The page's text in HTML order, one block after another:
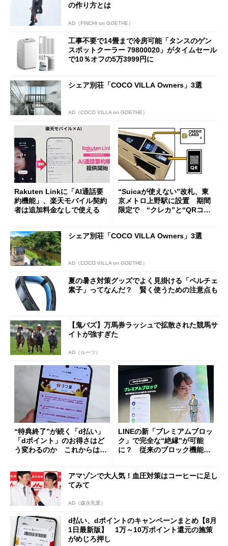
の作り方とは
AD（FINCHI on GOETHE）
工事不要で14畳まで冷房可能「タンスのゲン
スポットクーラー 79800020」がタイムセール
で10％オフの5万3999円に
シェア別荘「COCO VILLA Owners」3選
AD（COCO VILLA on GOETHE）
Rakuten Linkに「AI通話要
約機能」、楽天モバイル契約
者は追加料金なしで使える
“Suicaが使えない”改札、東
京メトロ上野駅に設置 期間
限定で “クレカ”と“QRコー
シェア別荘「COCO VILLA Owners」3選
AD（COCO VILLA on GOETHE）
夏の暑さ対策グッズでよく見掛ける「ペルチェ
素子」ってなんだ？ 賢く使うための注意点も
【鬼バズ】万馬券ラッシュで拡散された競馬サ
イトが強すぎた
AD（ルーツ）
“特典終了”が続く「d払い」
「dポイント」のお得さはど
う変わるのか これからは
LINEの新「プレミアムブロッ
ク」で完全な“絶縁”が可能
に？ 従来のブロック機能と
アマゾンで大人気！血圧対策はコーヒーに足し
てみて
AD（森永乳業）
d払い、dポイントのキャンペーンまとめ【8月
1日最新版】 1万～10万ポイント還元の施策
がめじろ押し